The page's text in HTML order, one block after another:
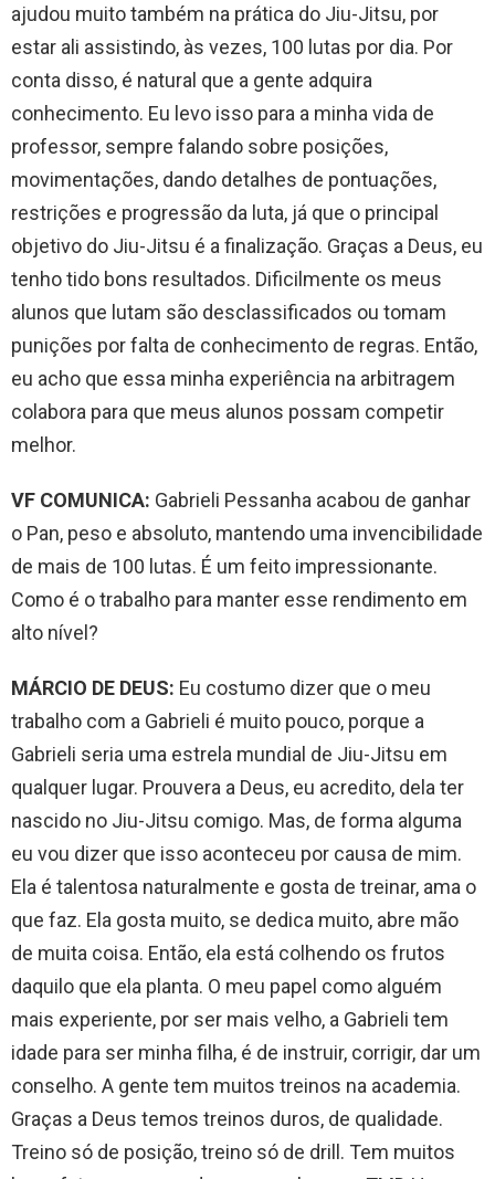
ajudou muito também na prática do Jiu-Jitsu, por
estar ali assistindo, às vezes, 100 lutas por dia. Por
conta disso, é natural que a gente adquira
conhecimento. Eu levo isso para a minha vida de
professor, sempre falando sobre posições,
movimentações, dando detalhes de pontuações,
restrições e progressão da luta, já que o principal
objetivo do Jiu-Jitsu é a finalização. Graças a Deus, eu
tenho tido bons resultados. Dificilmente os meus
alunos que lutam são desclassificados ou tomam
punições por falta de conhecimento de regras. Então,
eu acho que essa minha experiência na arbitragem
colabora para que meus alunos possam competir
melhor.
VF COMUNICA: Gabrieli Pessanha acabou de ganhar
o Pan, peso e absoluto, mantendo uma invencibilidade
de mais de 100 lutas. É um feito impressionante.
Como é o trabalho para manter esse rendimento em
alto nível?
MÁRCIO DE DEUS: Eu costumo dizer que o meu
trabalho com a Gabrieli é muito pouco, porque a
Gabrieli seria uma estrela mundial de Jiu-Jitsu em
qualquer lugar. Prouvera a Deus, eu acredito, dela ter
nascido no Jiu-Jitsu comigo. Mas, de forma alguma
eu vou dizer que isso aconteceu por causa de mim.
Ela é talentosa naturalmente e gosta de treinar, ama o
que faz. Ela gosta muito, se dedica muito, abre mão
de muita coisa. Então, ela está colhendo os frutos
daquilo que ela planta. O meu papel como alguém
mais experiente, por ser mais velho, a Gabrieli tem
idade para ser minha filha, é de instruir, corrigir, dar um
conselho. A gente tem muitos treinos na academia.
Graças a Deus temos treinos duros, de qualidade.
Treino só de posição, treino só de drill. Tem muitos